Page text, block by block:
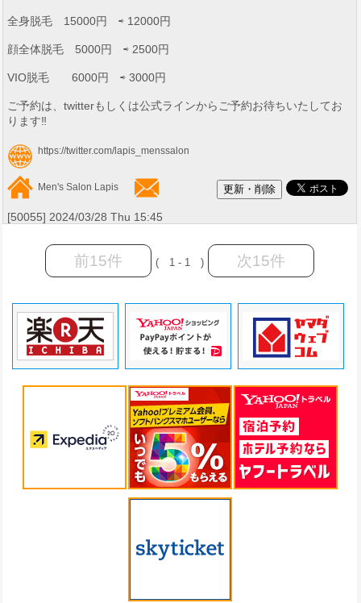
全身脱毛 15000円 ⇨ 12000円
顔全体脱毛 5000円 ⇨ 2500円
VIO脱毛 6000円 ⇨ 3000円
ご予約は、twitterもしくは公式ラインからご予約お待ちいたしてお
ります‼️
https://twitter.com/lapis_menssalon
Men's Salon Lapis
[50055] 2024/03/28 Thu 15:45
前15件 ( 1 - 1 ) 次15件